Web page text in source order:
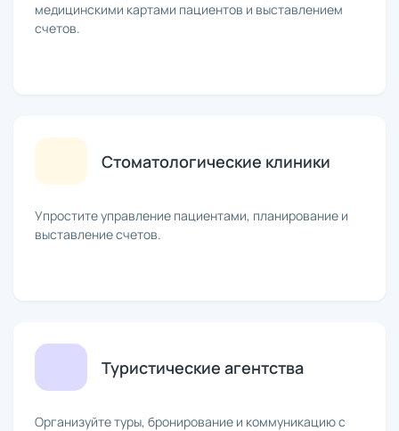
медицинскими картами пациентов и выставлением
счетов.
Стоматологические клиники
Упростите управление пациентами, планирование и
выставление счетов.
Туристические агентства
Организуйте туры, бронирование и коммуникацию с